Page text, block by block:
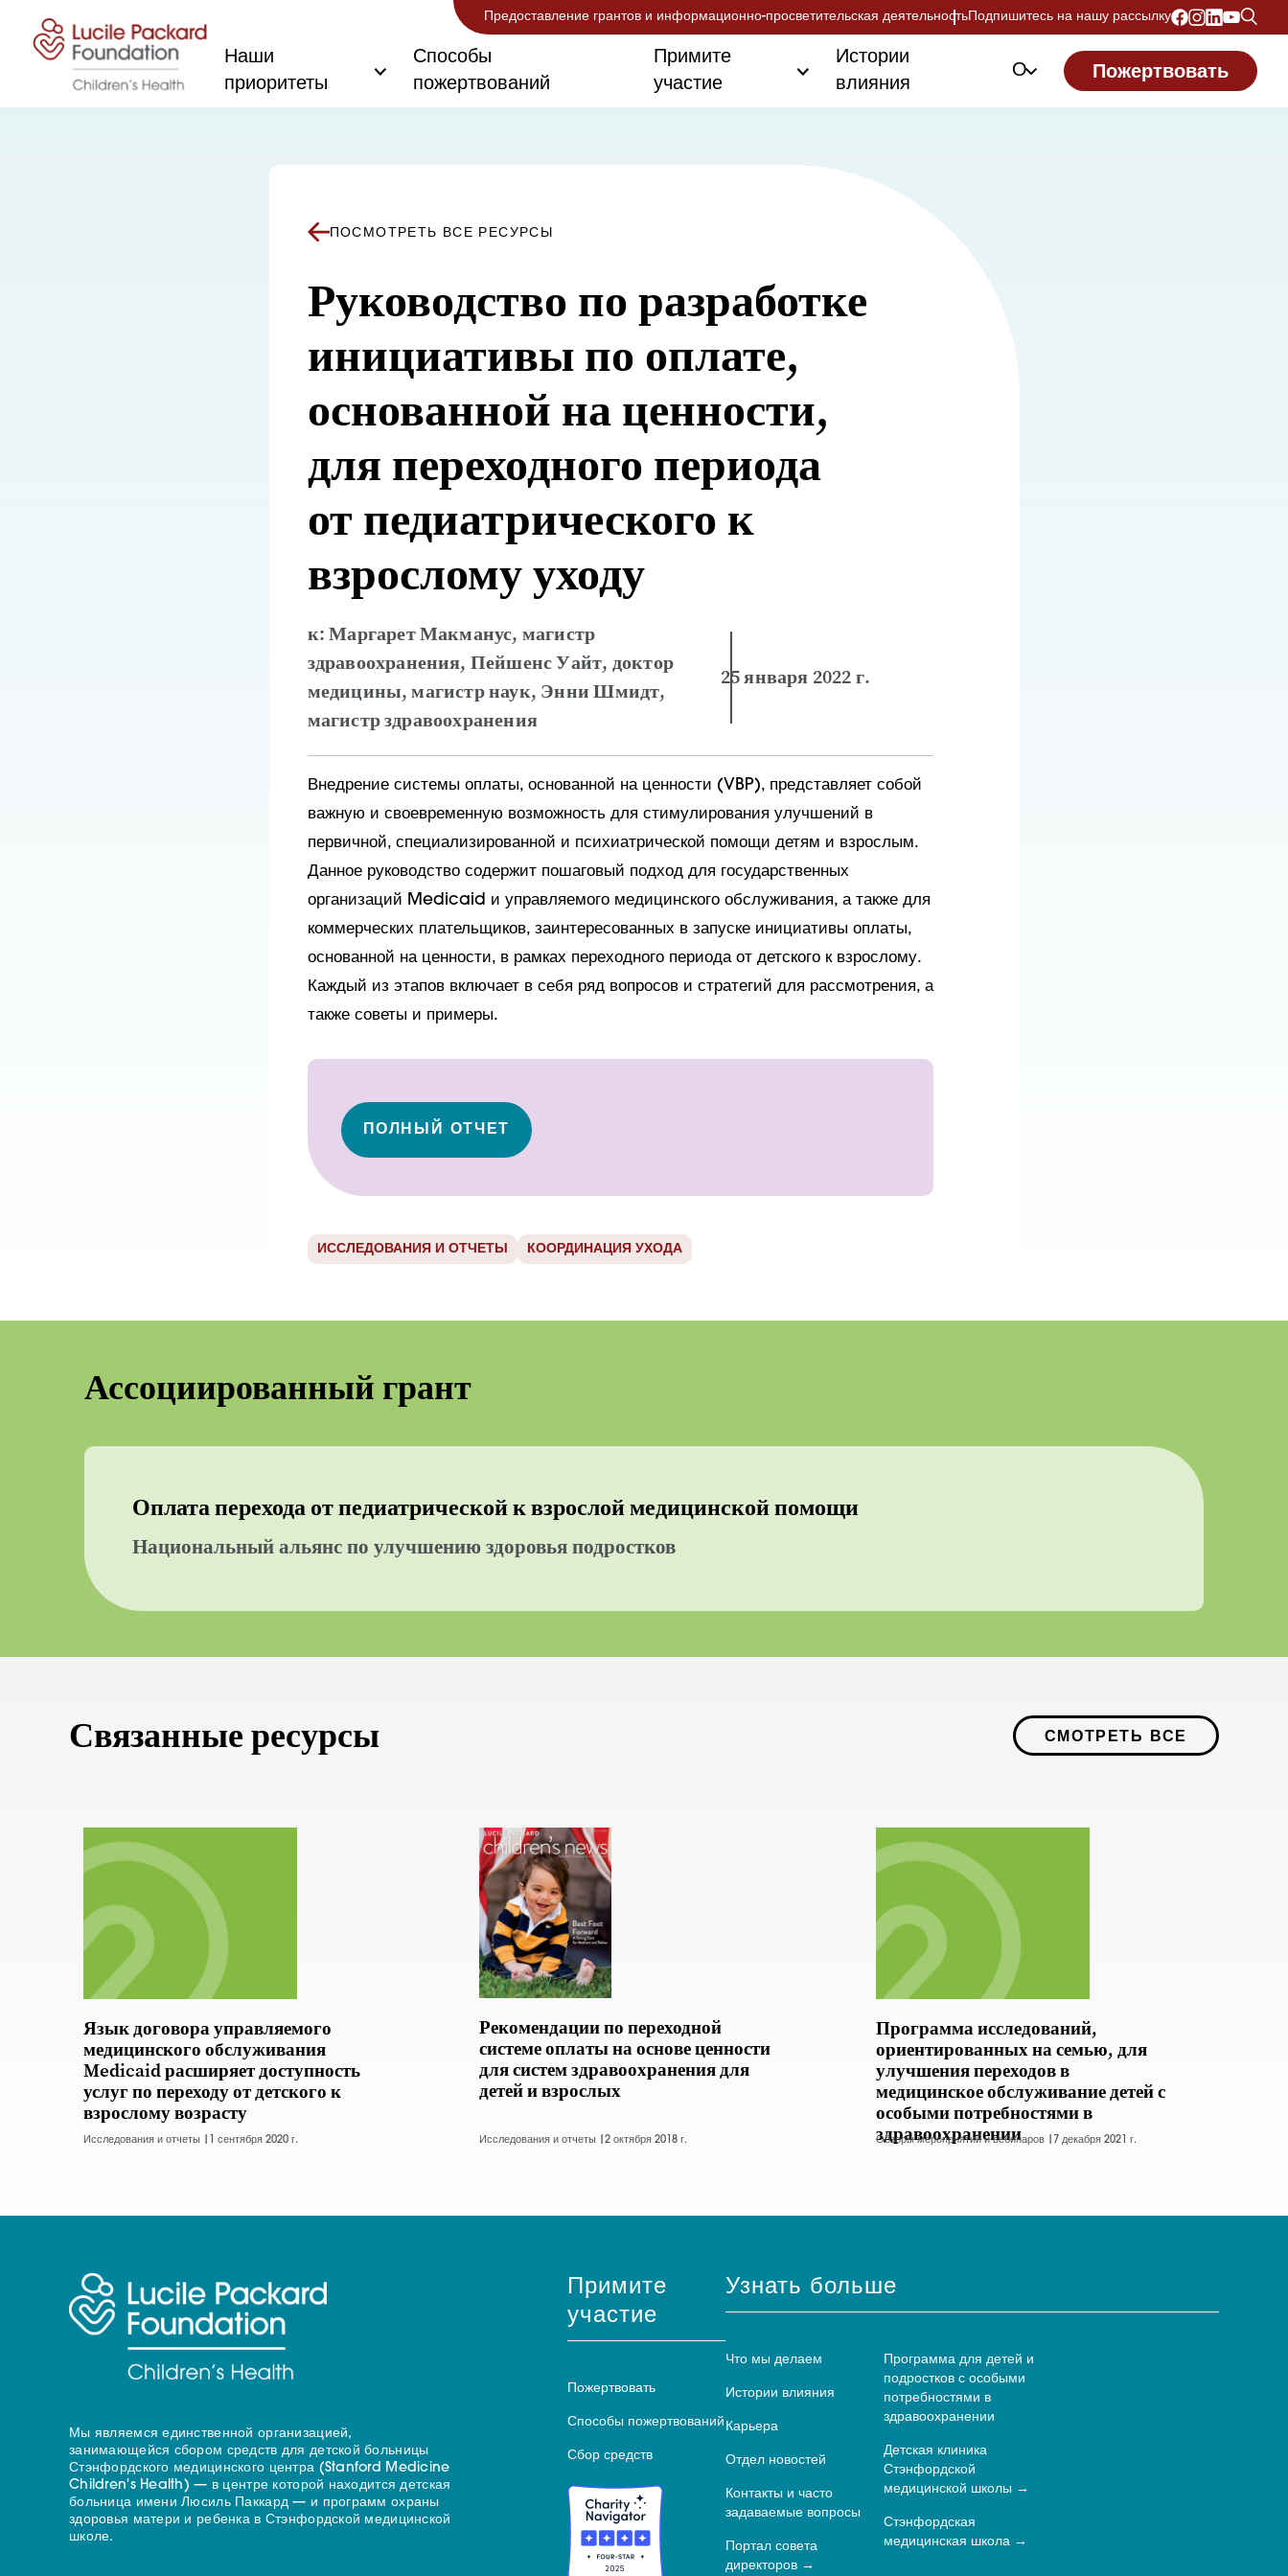
Предоставление грантов и информационно-просветительская деятельностьПодпишитесь на нашу рассылку
Наши
приоритеты
Способы
пожертвований
Примите
участие
Истории
влияния
О Пожертвовать
ПОСМОТРЕТЬ ВСЕ РЕСУРСЫ
Руководство по разработке
инициативы по оплате,
основанной на ценности,
для переходного периода
от педиатрического к
взрослому уходу
к: Маргарет Макманус, магистр
здравоохранения, Пейшенс Уайт, доктор
медицины, магистр наук, Энни Шмидт,
магистр здравоохранения
25 января 2022 г.
Внедрение системы оплаты, основанной на ценности (VBP), представляет собой
важную и своевременную возможность для стимулирования улучшений в
первичной, специализированной и психиатрической помощи детям и взрослым.
Данное руководство содержит пошаговый подход для государственных
организаций Medicaid и управляемого медицинского обслуживания, а также для
коммерческих плательщиков, заинтересованных в запуске инициативы оплаты,
основанной на ценности, в рамках переходного периода от детского к взрослому.
Каждый из этапов включает в себя ряд вопросов и стратегий для рассмотрения, а
также советы и примеры.
ПОЛНЫЙ ОТЧЕТ
ИССЛЕДОВАНИЯ И ОТЧЕТЫ КООРДИНАЦИЯ УХОДА
Ассоциированный грант
Оплата перехода от педиатрической к взрослой медицинской помощи
Национальный альянс по улучшению здоровья подростков
Связанные ресурсы СМОТРЕТЬ ВСЕ
Язык договора управляемого
медицинского обслуживания
Medicaid расширяет доступность
услуг по переходу от детского к
взрослому возрасту
Исследования и отчеты | 1 сентября 2020 г.
Рекомендации по переходной
системе оплаты на основе ценности
для систем здравоохранения для
детей и взрослых
Исследования и отчеты |2 октября 2018 г.
Программа исследований,
ориентированных на семью, для
улучшения переходов в
медицинское обслуживание детей с
особыми потребностями в
здравоохранении
Обзоры мероприятий и вебинаров | 7 декабря 2021 г.
Мы являемся единственной организацией,
занимающейся сбором средств для детской больницы
Стэнфордского медицинского центра (Stanford Medicine
Children's Health) — в центре которой находится детская
больница имени Люсиль Паккард — и программ охраны
здоровья матери и ребенка в Стэнфордской медицинской
школе.
Примите
участие
Пожертвовать
Способы пожертвований
Сбор средств
Узнать больше
Что мы делаем
Истории влияния
Карьера
Отдел новостей
Контакты и часто
задаваемые вопросы
Портал совета
директоров
Программа для детей и
подростков с особыми
потребностями в
здравоохранении
Детская клиника
Стэнфордской
медицинской школы
Стэнфордская
медицинская школа